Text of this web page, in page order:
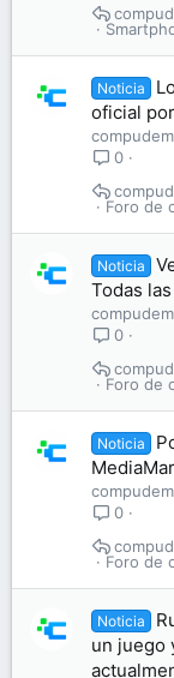
Noticia
oficial
0
Foro de
Noticia
Todas
0
Foro de
Noticia
0
Foro de
Noticia
un juego